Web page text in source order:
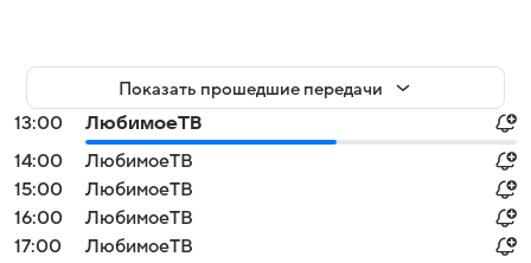
Показать прошедшие передачи
13:00
ЛюбимоеТВ
14:00
ЛюбимоеТВ
15:00
ЛюбимоеТВ
16:00
ЛюбимоеТВ
17:00
ЛюбимоеТВ